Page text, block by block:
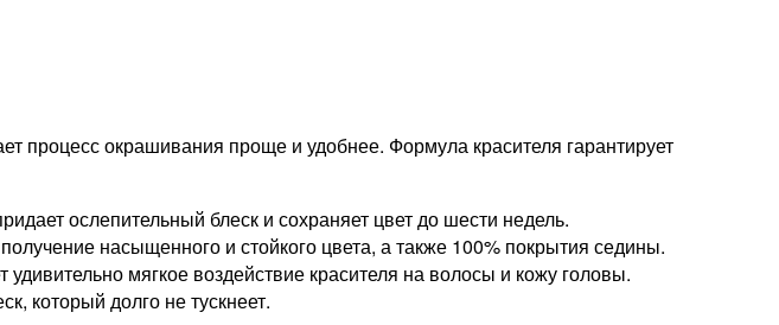
процесс окрашивания проще и удобнее. Формула красителя гарантирует
ослепительный блеск и сохраняет цвет до шести недель.
насыщенного и стойкого цвета, а также 100% покрытия седины.
мягкое воздействие красителя на волосы и кожу головы.
который долго не тускнеет.